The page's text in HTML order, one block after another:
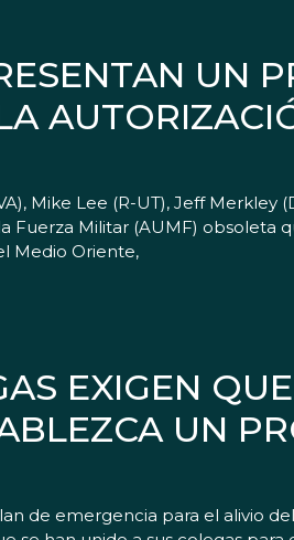
UN
Mike Lee (R-UT), Jeff Merkley
Militar (AUMF) obsoleta
Medio Oriente,
EXIGEN
UN
emergencia para el alivio del